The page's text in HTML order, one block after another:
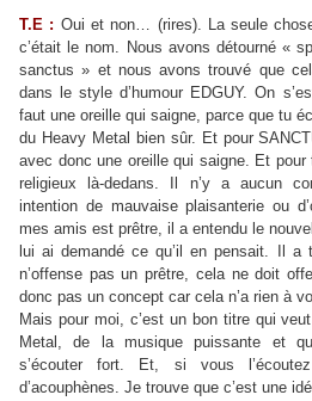
T.E : Oui et non… (rires). La seule
c’était le nom. Nous avons détourné «
sanctus » et nous avons trouvé que
dans le style d’humour EDGUY. On
faut une oreille qui saigne, parce que tu
du Heavy Metal bien sûr. Et pour
avec donc une oreille qui saigne. Et
religieux là-dedans. Il n’y a aucun
intention de mauvaise plaisanterie ou
mes amis est prêtre, il a entendu le
lui ai demandé ce qu’il en pensait. Il a
n’offense pas un prêtre, cela ne doit
donc pas un concept car cela n’a rien à
Mais pour moi, c’est un bon titre qui
Metal, de la musique puissante et
s’écouter fort. Et, si vous
d’acouphènes. Je trouve que c’est une